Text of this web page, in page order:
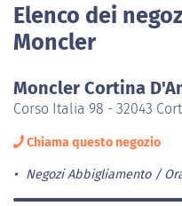
Elenco dei
Moncler
Moncler Cortina
Corso Italia 98 - 32043
Chiama questo negozio
Negozi Abbigliamento